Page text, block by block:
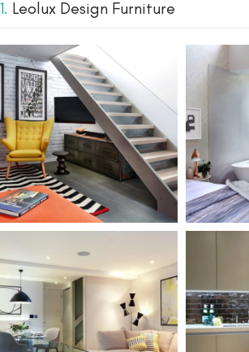
1. Leolux Design Furniture